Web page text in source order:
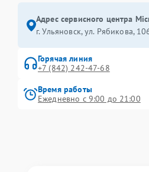
Адрес сервисного центра
г. Ульяновск, ул. Рябикова,
Горячая линия
+7 (842) 242-47-68
Время работы
Ежедневно с 9:00 до 21:00